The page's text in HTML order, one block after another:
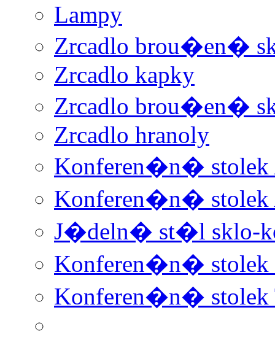
Lampy
Zrcadlo brou�en�
Zrcadlo kapky
Zrcadlo brou�en�
Zrcadlo hranoly
Konferen�n� stolek
Konferen�n� stolek
J�deln� st�l sklo-
Konferen�n� stolek
Konferen�n� stolek